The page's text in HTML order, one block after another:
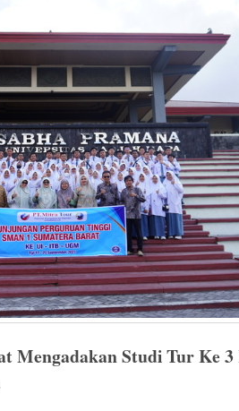
Mengadakan Studi Tur Ke 3